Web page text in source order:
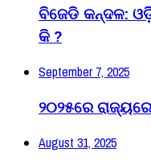
ବିଜେଡି କନ୍ଦଳ:
କି ?
September 7, 2025
୨୦୨୫ରେ
August 31, 2025